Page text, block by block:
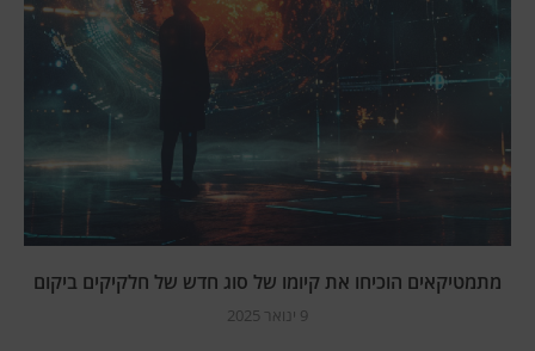
מתמטיקאים הוכיחו את קיומו של סוג חדש של חלקיקים ביקום
9 ינואר 2025